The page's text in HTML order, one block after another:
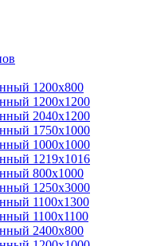
1200х800
1200х1200
2040х1200
1750х1000
1000х1000
1219х1016
800х1000
1250х3000
1100х1300
1100х1100
2400х800